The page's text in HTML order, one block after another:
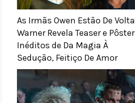
As Irmãs Owen Estão De Volta |
Warner Revela Teaser e Pôster
Inéditos de Da Magia À
Sedução, Feitiço De Amor